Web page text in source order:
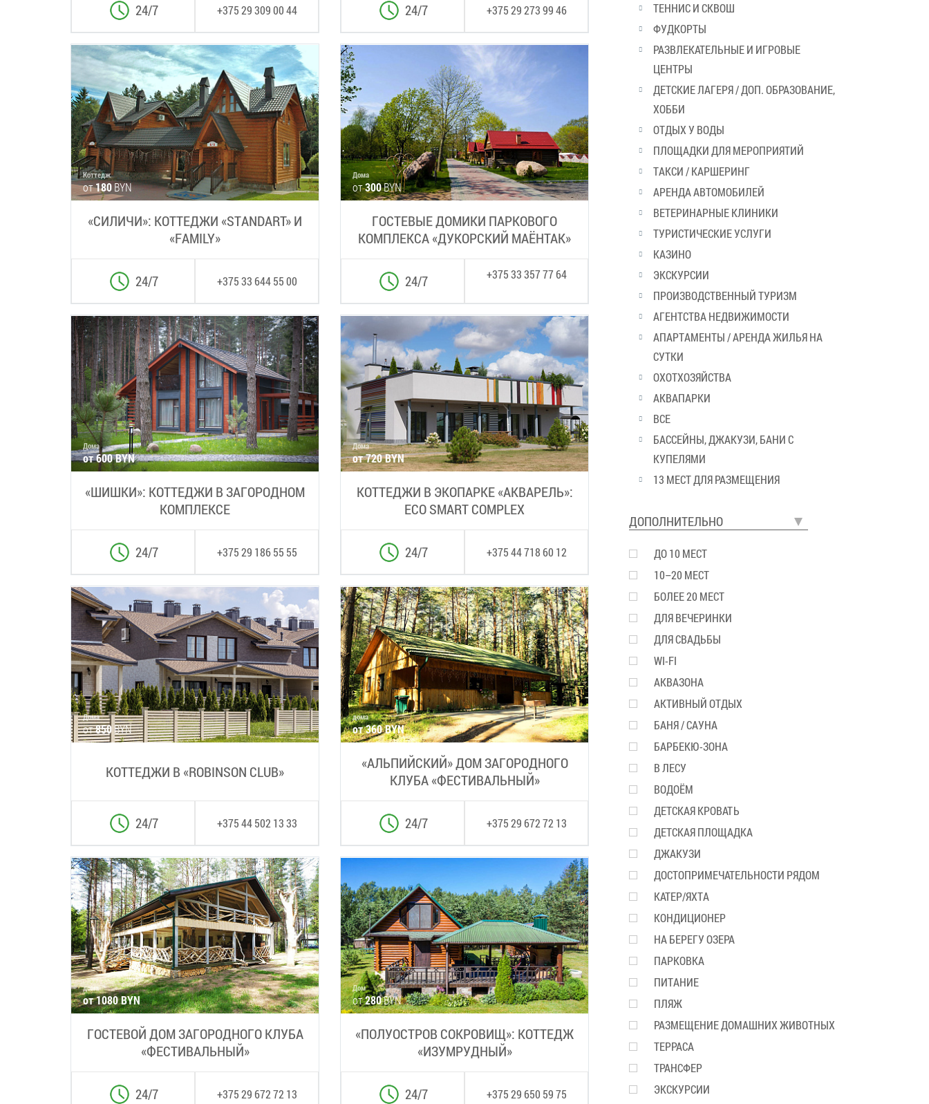
+375 29 309 00 44
24/7 +375 29 273 99 46
24/7
Коттедж
от180BYN
«СИЛИЧИ»: КОТТЕДЖИ «STANDART» И
«FAMILY»
+375 33 644 55 00
24/7
Дома
от300BYN
ГОСТЕВЫЕ ДОМИКИ ПАРКОВОГО
КОМПЛЕКСА «ДУКОРСКИЙ МАЁНТАК»
+375 33 357 77 64
24/7
Дома
от 600 BYN
«ШИШКИ»: КОТТЕДЖИ В ЗАГОРОДНОМ
КОМПЛЕКСЕ
+375 29 186 55 55
24/7
Дома
от 720 BYN
КОТТЕДЖИ В ЭКОПАРКЕ «АКВАРЕЛЬ»:
ECO SMART COMPLEX
+375 44 718 60 12
24/7
Дома
от850BYN
КОТТЕДЖИ В «ROBINSON CLUB»
+375 44 502 13 33
24/7
дома
от 360 BYN
«АЛЬПИЙСКИЙ» ДОМ ЗАГОРОДНОГО
КЛУБА «ФЕСТИВАЛЬНЫЙ»
+375 29 672 72 13
24/7
дома
от 1080 BYN
ГОСТЕВОЙ ДОМ ЗАГОРОДНОГО КЛУБА
«ФЕСТИВАЛЬНЫЙ»
+375 29 672 72 13
24/7
Дом
от280BYN
«ПОЛУОСТРОВ СОКРОВИЩ»: КОТТЕДЖ
«ИЗУМРУДНЫЙ»
+375 29 650 59 75
24/7
ТЕННИС И СКВОШ
ФУДКОРТЫ
РАЗВЛЕКАТЕЛЬНЫЕ И ИГРОВЫЕ
ЦЕНТРЫ
ДЕТСКИЕ ЛАГЕРЯ / ДОП. ОБРАЗОВАНИЕ,
ХОББИ
ОТДЫХ У ВОДЫ
ПЛОЩАДКИ ДЛЯ МЕРОПРИЯТИЙ
ТАКСИ / КАРШЕРИНГ
АРЕНДА АВТОМОБИЛЕЙ
ВЕТЕРИНАРНЫЕ КЛИНИКИ
ТУРИСТИЧЕСКИЕ УСЛУГИ
КАЗИНО
ЭКСКУРСИИ
ПРОИЗВОДСТВЕННЫЙ ТУРИЗМ
АГЕНТСТВА НЕДВИЖИМОСТИ
АПАРТАМЕНТЫ / АРЕНДА ЖИЛЬЯ НА
СУТКИ
ОХОТХОЗЯЙСТВА
АКВАПАРКИ
ВСЕ
БАССЕЙНЫ, ДЖАКУЗИ, БАНИ С
КУПЕЛЯМИ
13 МЕСТ ДЛЯ РАЗМЕЩЕНИЯ
ДОПОЛНИТЕЛЬНО
ДО 10 МЕСТ
10–20 МЕСТ
БОЛЕЕ 20 МЕСТ
ДЛЯ ВЕЧЕРИНКИ
ДЛЯ СВАДЬБЫ
WI-FI
АКВАЗОНА
АКТИВНЫЙ ОТДЫХ
БАНЯ / САУНА
БАРБЕКЮ-ЗОНА
В ЛЕСУ
ВОДОЁМ
ДЕТСКАЯ КРОВАТЬ
ДЕТСКАЯ ПЛОЩАДКА
ДЖАКУЗИ
ДОСТОПРИМЕЧАТЕЛЬНОСТИ РЯДОМ
КАТЕР/ЯХТА
КОНДИЦИОНЕР
НА БЕРЕГУ ОЗЕРА
ПАРКОВКА
ПИТАНИЕ
ПЛЯЖ
РАЗМЕЩЕНИЕ ДОМАШНИХ ЖИВОТНЫХ
ТЕРРАСА
ТРАНСФЕР
ЭКСКУРСИИ